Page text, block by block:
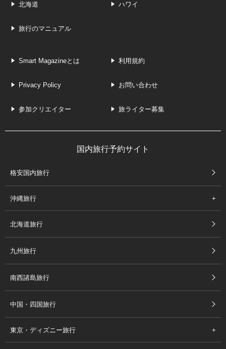
北海道 ハワイ
旅行のマニュアル
Smart Magazineとは 利用規約
Privacy Policy お問い合わせ
参加クリエイター 旅ライター募集
国内旅行予約サイト
格安国内旅行
沖縄旅行
北海道旅行
九州旅行
南西諸島旅行
中国・四国旅行
東京・ディズニー旅行